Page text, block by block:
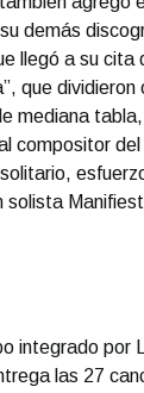
demás
llegó a su cita
que
mediana
compositor
solista
integrado por
las 27